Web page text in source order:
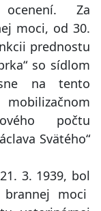
ocenení. Za
moci, od 30.
prednostu
so sídlom
na tento
počtu
Svätého“
3. 1939, bol
brannej moci